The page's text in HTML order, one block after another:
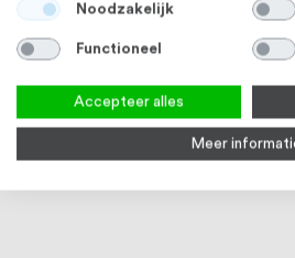
Noodzakelijk
Functioneel
Accepteer alles
Meer